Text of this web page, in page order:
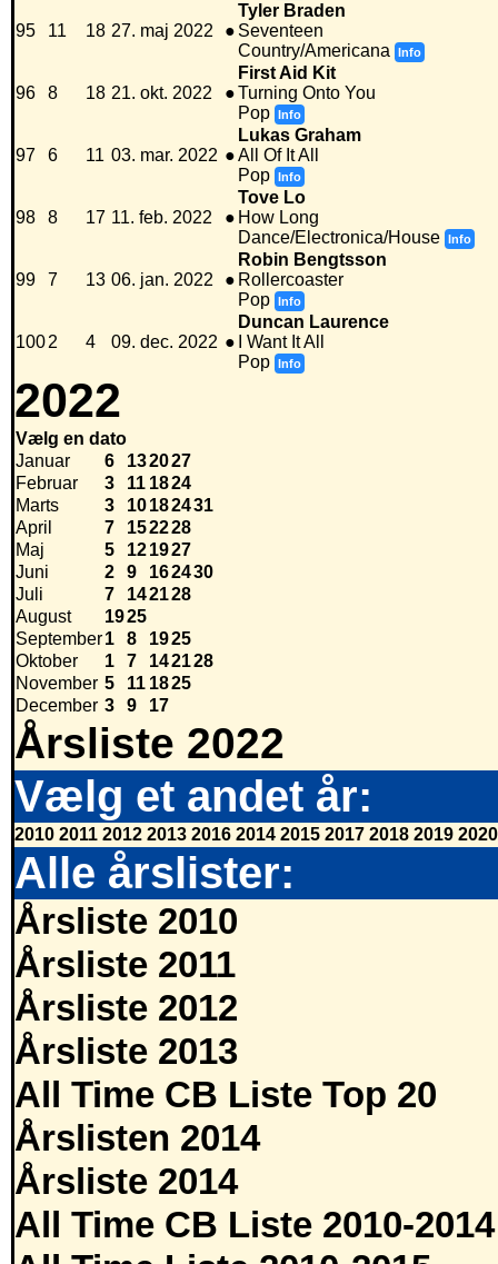
95 11 18 27. maj 2022 ●
Tyler Braden
Seventeen
Country/Americana
Info
96 8 18 21. okt. 2022 ●
First Aid Kit
Turning Onto You
Pop Info
97 6 11 03. mar. 2022 ●
Lukas Graham
All Of It All
Pop Info
98 8 17 11. feb. 2022 ●
Tove Lo
How Long
Dance/Electronica/House Info
99 7 13 06. jan. 2022 ●
Robin Bengtsson
Rollercoaster
Pop Info
1002 4 09. dec. 2022 ●
Duncan Laurence
I Want It All
Pop Info
2022
Vælg en dato
Januar
6 132027
Februar
3 11 1824
Marts
3 10182431
April
7 152228
Maj
5 121927
Juni
2 9 162430
Juli
7 142128
August
1925
September1 8 1925
Oktober
1 7 142128
November 5 11 1825
December 3 9 17
Årsliste 2022
Vælg et andet år:
2010 2011 2012 2013 2016 2014 2015 2017 2018 2019 2020
Alle årslister:
Årsliste 2010
Årsliste 2011
Årsliste 2012
Årsliste 2013
All Time CB Liste Top 20
Årslisten 2014
Årsliste 2014
All Time CB Liste 2010-2014